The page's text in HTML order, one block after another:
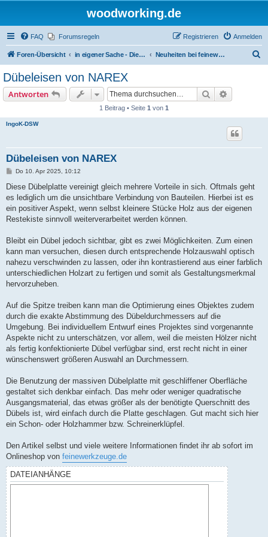
woodworking.de
FAQ Forumsregeln Anmelden
Registrieren
Foren-Übersicht in eigener Sache - Dieter Schmid Werkzeuge GmbH Neuheiten bei feinewerkzeuge.de
Dübeleisen von NAREX
Antworten Suche
1 Beitrag • Seite 1 von 1
IngoK-DSW
Dübeleisen von NAREX
B
i
r
a
Do 10. Apr 2025, 10:12
Diese Dübelplatte vereinigt gleich mehrere Vorteile in sich. Oftmals geht
es lediglich um die unsichtbare Verbindung von Bauteilen. Hierbei ist es
ein positiver Aspekt, wenn selbst kleinere Stücke Holz aus der eigenen
Restekiste sinnvoll weiterverarbeitet werden können.
Bleibt ein Dübel jedoch sichtbar, gibt es zwei Möglichkeiten. Zum einen
kann man versuchen, diesen durch entsprechende Holzauswahl optisch
nahezu verschwinden zu lassen, oder ihn kontrastierend aus einer farblich
unterschiedlichen Holzart zu fertigen und somit als Gestaltungsmerkmal
hervorzuheben.
Auf die Spitze treiben kann man die Optimierung eines Objektes zudem
durch die exakte Abstimmung des Dübeldurchmessers auf die
Umgebung. Bei individuellem Entwurf eines Projektes sind vorgenannte
Aspekte nicht zu unterschätzen, vor allem, weil die meisten Hölzer nicht
als fertig konfektionierte Dübel verfügbar sind, erst recht nicht in einer
wünschenswert größeren Auswahl an Durchmessern.
Die Benutzung der massiven Dübelplatte mit geschliffener Oberfläche
gestaltet sich denkbar einfach. Das mehr oder weniger quadratische
Ausgangsmaterial, das etwas größer als der benötigte Querschnitt des
Dübels ist, wird einfach durch die Platte geschlagen. Gut macht sich hier
ein Schon- oder Holzhammer bzw. Schreinerklüpfel.
Den Artikel selbst und viele weitere Informationen findet ihr ab sofort im
Onlineshop von feinewerkzeuge.de
DATEIANHÄNGE